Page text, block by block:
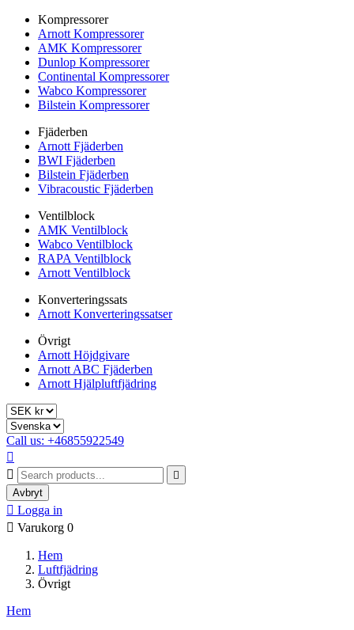
Kompressorer
Arnott Kompressorer
AMK Kompressorer
Dunlop Kompressorer
Continental Kompressorer
Wabco Kompressorer
Bilstein Kompressorer
Fjäderben
Arnott Fjäderben
BWI Fjäderben
Bilstein Fjäderben
Vibracoustic Fjäderben
Ventilblock
AMK Ventilblock
Wabco Ventilblock
RAPA Ventilblock
Arnott Ventilblock
Konverteringssats
Arnott Konverteringssatser
Övrigt
Arnott Höjdgivare
Arnott ABC Fjäderben
Arnott Hjälpluftfjädring
Call us: +46855922549



Avbryt
 Logga in
 Varukorg 0
Hem
Luftfjädring
Övrigt
Hem